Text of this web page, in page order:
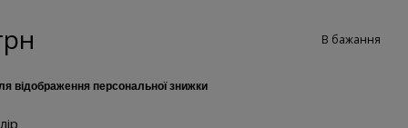
В бажання
відображення персональної знижки